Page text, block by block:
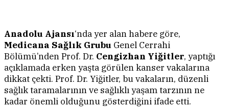
Anadolu Ajansı‘nda yer alan habere göre,
Medicana Sağlık Grubu Genel Cerrahi
Bölümü’nden Prof. Dr. Cengizhan Yiğitler, yaptığı
açıklamada erken yaşta görülen kanser vakalarına
dikkat çekti. Prof. Dr. Yiğitler, bu vakaların, düzenli
sağlık taramalarının ve sağlıklı yaşam tarzının ne
kadar önemli olduğunu gösterdiğini ifade etti.